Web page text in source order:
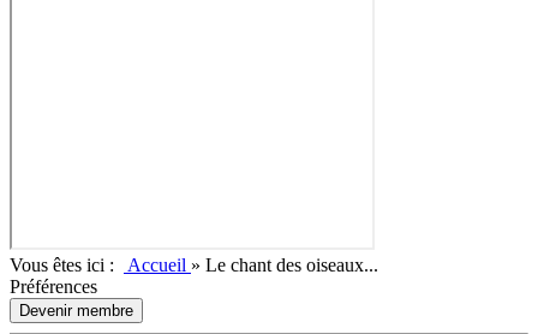
Vous êtes ici : Accueil » Le chant des oiseaux...
Préférences
Devenir membre